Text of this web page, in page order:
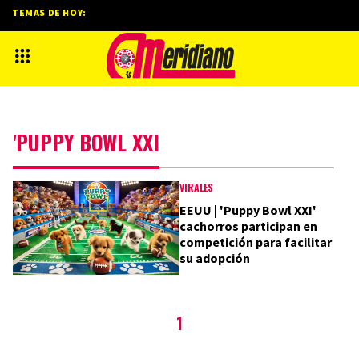
'PUPPY BOWL XXI
VIRALES
EEUU | 'Puppy Bowl XXI'
cachorros participan en
competición para facilitar
su adopción
1
TEMAS DE HOY: